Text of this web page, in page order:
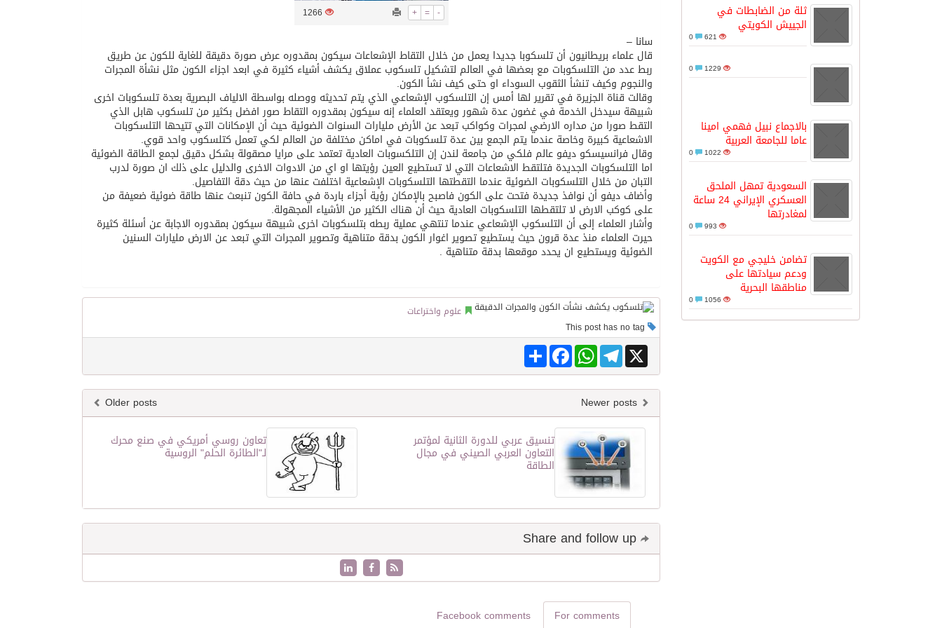
مدينة الملك سلمان للطاقة “سبارك” توقع اتفاقية تطوير مصانع جاهزة ومتخصصة في مجال الطاقة
كسوة الكعبة تعتلي البيت العتيق
“سبيس إكس” تطلق 24 قمرًا صناعيًا جديدًا إلى الفضاء
ثلة من الضابطات في
الجييش الكويتي
621
1229
بالاجماع نبيل فهمي امينا
عاما للجامعة العربية
1022
السعودية تمهل الملحق
العسكري الإيراني 24 ساعة
لمغادرتها
993
تضامن خليجي مع الكويت
ودعم سيادتها على
مناطقها البحرية
1056
+ = -
1266
سانا –
قال علماء بريطانيون أن تلسكوبا جديدا يعمل من خلال التقاط الإشعاعات سيكون بمقدوره عرض صورة دقيقة للغاية للكون عن طريق
ربط عدد من التلسكوبات مع بعضها في العالم لتشكيل تلسكوب عملاق يكشف أشياء كثيرة في ابعد اجزاء الكون مثل نشأة المجرات
والنجوم وكيف تنشأ الثقوب السوداء او حتى كيف نشأ الكون.
وقالت قناة الجزيرة في تقرير لها أمس إن التلسكوب الإشعاعي الذي يتم تحديثه ووصله بواسطة الالياف البصرية بعدة تلسكوبات اخرى
شبيهة سيدخل الخدمة في غضون عدة شهور ويعتقد العلماء إنه سيكون بمقدوره التقاط صور افضل بكثير من تلسكوب هابل الذي
التقط صورا من مداره الارضي لمجرات وكواكب تبعد عن الأرض مليارات السنوات الضوئية حيث أن الإمكانات التي تتيحها التلسكوبات
الاشعاعية كبيرة وخاصة عندما يتم الجمع بين عدة تلسكوبات في اماكن مختلفة من العالم لكي تعمل كتلسكوب واحد قوي.
وقال فرانسيسكو ديفو عالم فلكي من جامعة لندن إن التلكسوبات العادية تعتمد على مرايا مصقولة بشكل دقيق لجمع الطاقة الضوئية
اما التلسكوبات الجديدة فتلتقط الاشعاعات التي لا تستطيع العين رؤيتها او اي من الادوات الاخرى والدليل على ذلك ان صورة لدرب
التبان من خلال التلسكوبات الضوئية عندما التقطتها التلسكوبات الإشعاعية اختلفت عنها من حيث دقة التفاصيل.
وأضاف ديفو أن نوافذ جديدة فتحت على الكون فاصبح بالإمكان رؤية أجزاء باردة في حافة الكون تنبعث عنها طاقة ضوئية ضعيفة من
على كوكب الارض لا تلتقطها التلسكوبات العادية حيث أن هناك الكثير من الأشياء المجهولة.
وأشار العلماء إلى أن التلسكوب الإشعاعي عندما تنتهي عملية ربطه بتلسكوبات اخرى شبيهة سيكون بمقدوره الاجابة عن أسئلة كثيرة
حيرت العلماء منذ عدة قرون حيث يستطيع تصوير اغوار الكون بدقة متناهية وتصوير المجرات التي تبعد عن الارض مليارات السنين
الضوئية ويستطيع ان يحدد موقعها بدقة متناهية .
علوم واختراعات
Share
FacebookWhatsAppTelegram X
Older posts
تعاون روسي أمريكي في صنع محرك
لـ"الطائرة الحلم" الروسية
تنسيق عربي للدورة الثانية لمؤتمر
التعاون العربي الصيني في مجال
الطاقة
For comments
Facebook comments